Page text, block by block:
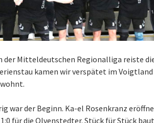
Mitteldeutschen Regionalliga reiste die
kamen wir verspätet im Voigtland
war der Beginn. Ka-el Rosenkranz
für die Olvenstedter. Stück für Stück